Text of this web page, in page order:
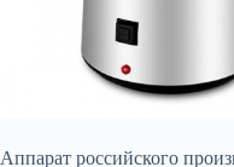
Аппарат российского